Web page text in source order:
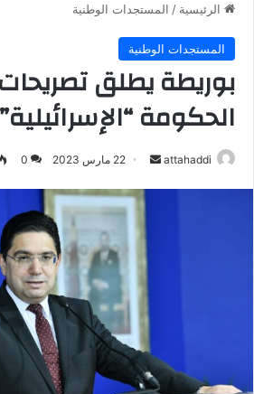
الرئيسية / المستجدات الوطنية
المستجدات الوطنية
بوريطة يطلق تصريحات
الحكومة “الإسرائيلية”
attahaddi
أرسل
إلكترونيا
22 مارس 2023 0